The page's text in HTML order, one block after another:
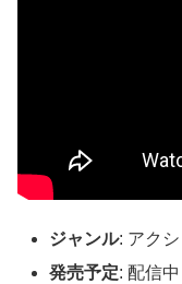
ジャンル: アク
発売予定: 配信中